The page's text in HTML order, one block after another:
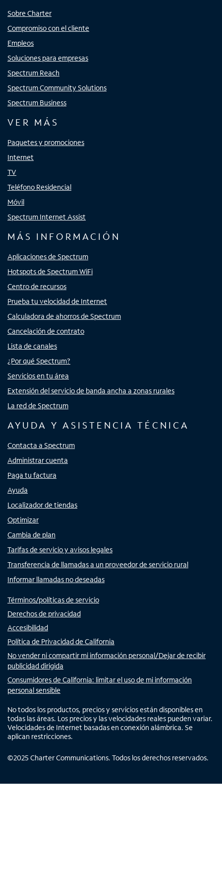
Sobre Charter
Compromiso con el cliente
Empleos
Soluciones para empresas
Spectrum Reach
Spectrum Community Solutions
Spectrum Business
VER MÁS
Paquetes y promociones
Internet
TV
Teléfono Residencial
Móvil
Spectrum Internet Assist
MÁS INFORMACIÓN
Aplicaciones de Spectrum
Hotspots de Spectrum WiFi
Centro de recursos
Prueba tu velocidad de Internet
Calculadora de ahorros de Spectrum
Cancelación de contrato
Lista de canales
¿Por qué Spectrum?
Servicios en tu área
Extensión del servicio de banda ancha a zonas rurales
La red de Spectrum
AYUDA Y ASISTENCIA TÉCNICA
Contacta a Spectrum
Administrar cuenta
Paga tu factura
Ayuda
Localizador de tiendas
Optimizar
Cambia de plan
Tarifas de servicio y avisos legales
Transferencia de llamadas a un proveedor de servicio rural
Informar llamadas no deseadas
Términos/políticas de servicio
Derechos de privacidad
Accesibilidad
Política de Privacidad de California
No vender ni compartir mi información personal/Dejar de recibir
publicidad dirigida
Consumidores de California: limitar el uso de mi información
personal sensible
No todos los productos, precios y servicios están disponibles en
todas las áreas. Los precios y las velocidades reales pueden variar.
Velocidades de Internet basadas en conexión alámbrica. Se
aplican restricciones.
©2025 Charter Communications. Todos los derechos reservados.